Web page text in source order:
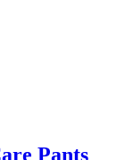
Pants